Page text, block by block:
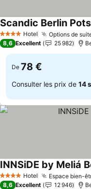
4 Étoiles Hotel Options de
Scandic Berlin
8,6 Excellent 25 982
De 78 €
Consulter les prix de 14
4 Étoiles Hotel Espace bien-
INNSiDE by Meliá
8,6 Excellent 12 946